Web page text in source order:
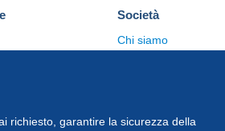
richiesto, garantire la sicurezza della
Società
Chi siamo